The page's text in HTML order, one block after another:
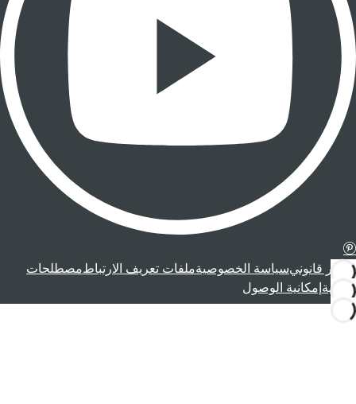
إشعار قانونيسياسة الخصوصيةملفات تعريف الارتباطمصطلحات
قانونية إمكانية الوصول